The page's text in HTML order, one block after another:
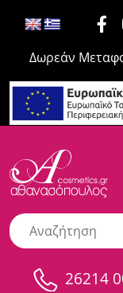
Δωρεάν
26214